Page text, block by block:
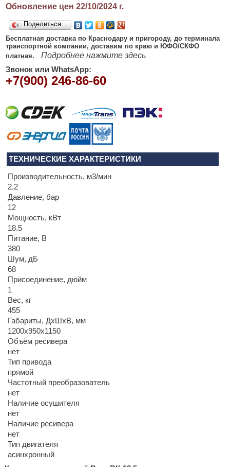
Обновление цен 22/10/2024г.
Поделиться…
Бесплатная доставка по Краснодару и пригороду, до терминала
транспортной компании, доставим по краю и ЮФО/СКФО
платная.
Подробнее нажмите здесь
Звонок или WhatsApp:
+7(900) 246-86-60
ТЕХНИЧЕСКИЕ ХАРАКТЕРИСТИКИ
Производительность, м3/мин
2.2
Давление, бар
12
Мощность, кВт
18.5
Питание, В
380
Шум, дБ
68
Присоединение, дюйм
1
Вес, кг
455
Габариты, ДхШхВ, мм
1200х950х1150
Объём ресивера
нет
Тип привода
прямой
Частотный преобразователь
нет
Наличие осушителя
нет
Наличие ресивера
нет
Тип двигателя
асинхронный